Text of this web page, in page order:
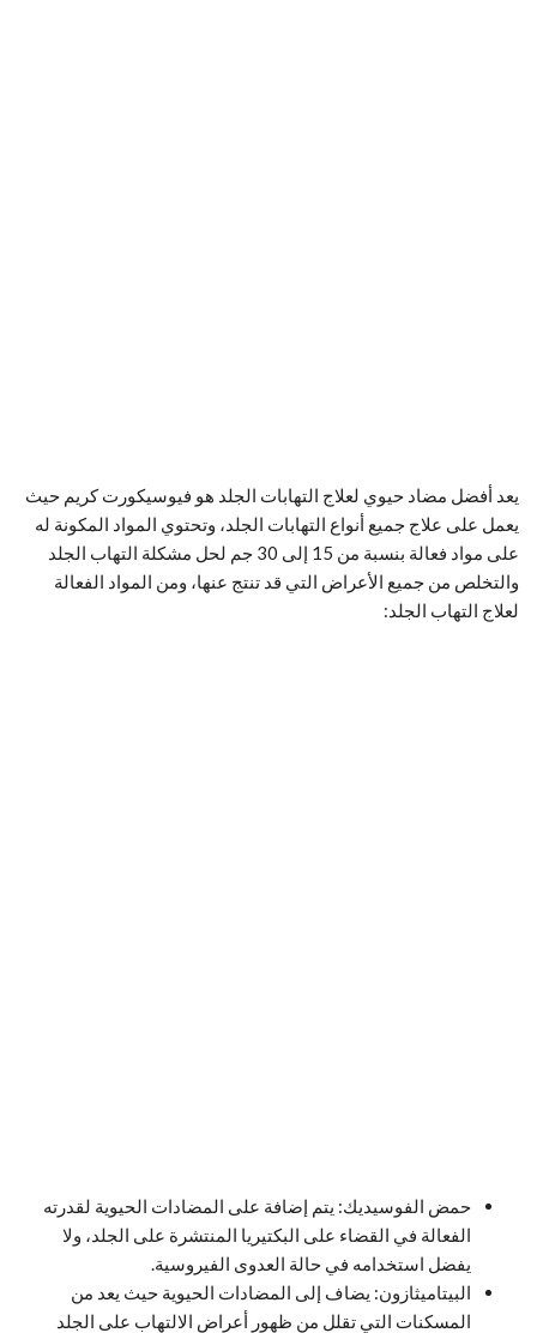
يعد أفضل مضاد حيوي لعلاج التهابات الجلد هو فيوسيكورت كريم حيث
يعمل على علاج جميع أنواع التهابات الجلد، وتحتوي المواد المكونة له
على مواد فعالة بنسبة من 15 إلى 30 جم لحل مشكلة التهاب الجلد
والتخلص من جميع الأعراض التي قد تنتج عنها، ومن المواد الفعالة
لعلاج التهاب الجلد:
حمض الفوسيديك: يتم إضافة على المضادات الحيوية لقدرته
الفعالة في القضاء على البكتيريا المنتشرة على الجلد، ولا
يفضل استخدامه في حالة العدوى الفيروسية.
البيتاميثازون: يضاف إلى المضادات الحيوية حيث يعد من
المسكنات التي تقلل من ظهور أعراض الالتهاب على الجلد